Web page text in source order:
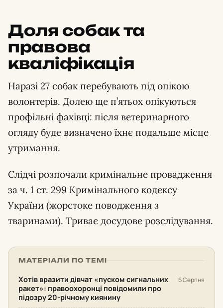
Доля собак та
правова
кваліфікація
Наразі 27 собак перебувають під опікою
волонтерів. Долею ще п’ятьох опікуються
профільні фахівці: після ветеринарного
огляду буде визначено їхнє подальше місце
утримання.
Слідчі розпочали кримінальне провадження
за ч. 1 ст. 299 Кримінального кодексу
України (жорстоке поводження з
тваринами). Триває досудове розслідування.
МАТЕРІАЛИ ПО ТЕМІ
Хотів вразити дівчат «пуском сигнальних
ракет»: правоохоронці повідомили про
підозру 20-річному киянину
6 Серпня